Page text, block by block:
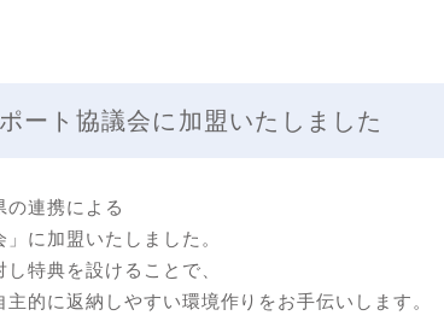
ート協議会に加盟いたしました
の連携による
に加盟いたしました。
特典を設けることで、
的に返納しやすい環境作りをお手伝いします。